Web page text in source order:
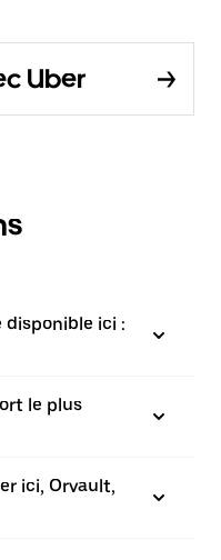
Uber
ici :
le plus
ici, Orvault,